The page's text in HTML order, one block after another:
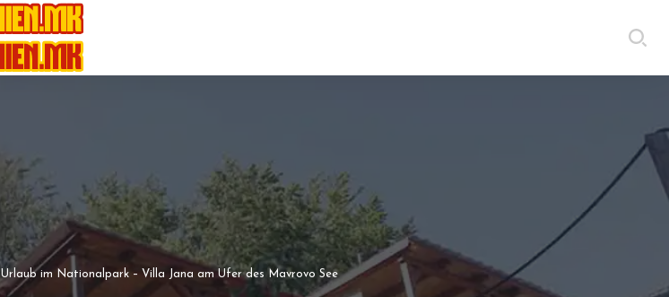
Urlaub im Nationalpark – Villa Jana am Ufer des Mavrovo See